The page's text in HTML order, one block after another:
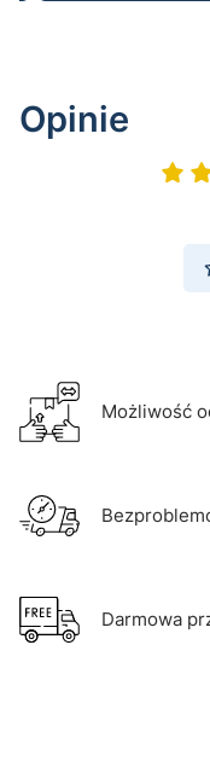
Opinie
Możliwość
Darmowa